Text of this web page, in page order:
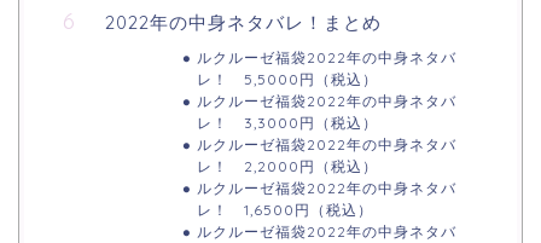
2022年の中身ネタバレ！まとめ
ルクルーゼ福袋2022年の中身ネタバ
レ！ 5,5000円（税込）
ルクルーゼ福袋2022年の中身ネタバ
レ！ 3,3000円（税込）
ルクルーゼ福袋2022年の中身ネタバ
レ！ 2,2000円（税込）
ルクルーゼ福袋2022年の中身ネタバ
レ！ 1,6500円（税込）
ルクルーゼ福袋2022年の中身ネタバ